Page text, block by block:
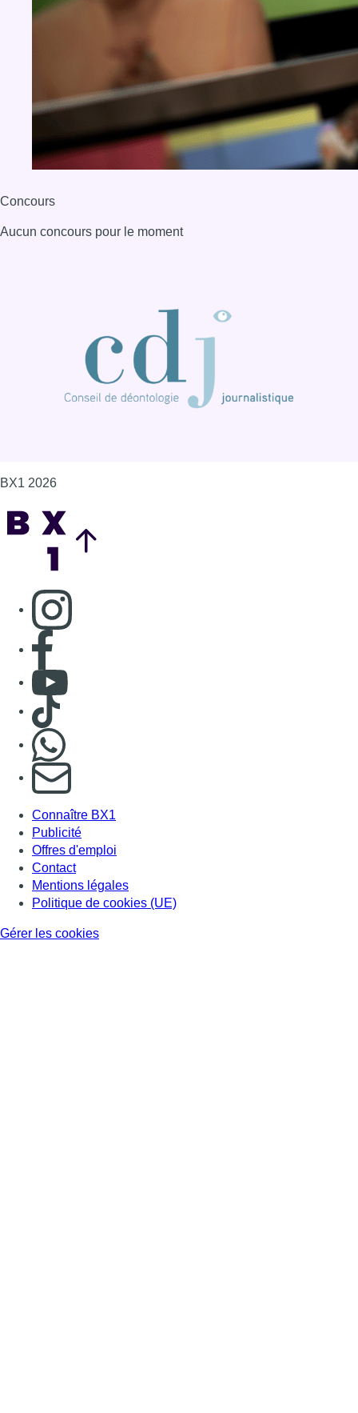
Concours
Aucun concours pour le moment
BX1 2026
Consulter page Instagram
Consulter page Facebook
Consulter Youtube
Consulter TikTok
S'abonner à notre newsletter
Connaître BX1
Publicité
Offres d'emploi
Contact
Mentions légales
Politique de cookies (UE)
Gérer les cookies